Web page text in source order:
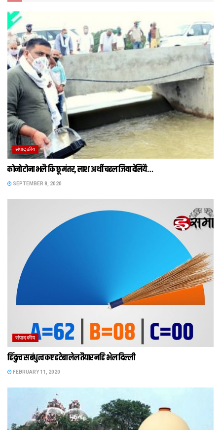
संपादकीय
कोनो टोना भलै कि छू मंतर, लाश अर्थी चढल जिया देलियै…
SEPTEMBER 8, 2020
संपादकीय
हिंदुत्व स बंधुत्व कए हटेबा लेल तैयार नहि भेल दिल्ली‍
FEBRUARY 11, 2020